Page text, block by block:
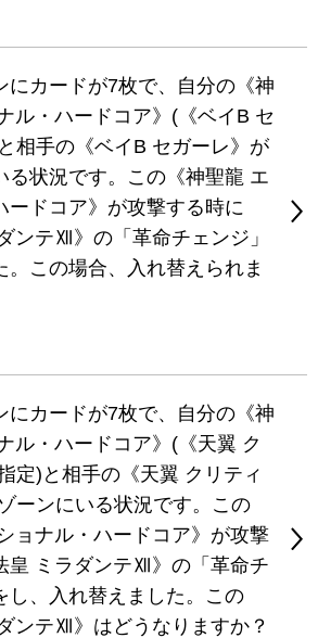
にカードが7枚で、自分の《神
ル・ハードコア》(《ベイB セ
相手の《ベイB セガーレ》が
る状況です。この《神聖龍 エ
ードコア》が攻撃する時に
ンテⅫ》の「革命チェンジ」
。この場合、入れ替えられま
にカードが7枚で、自分の《神
ル・ハードコア》(《天翼 ク
定)と相手の《天翼 クリティ
ーンにいる状況です。この
ョナル・ハードコア》が攻撃
皇 ミラダンテⅫ》の「革命チ
し、入れ替えました。この
ンテⅫ》はどうなりますか？